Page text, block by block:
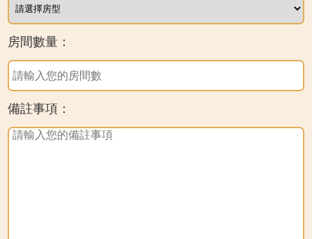
房間數量：
備註事項：